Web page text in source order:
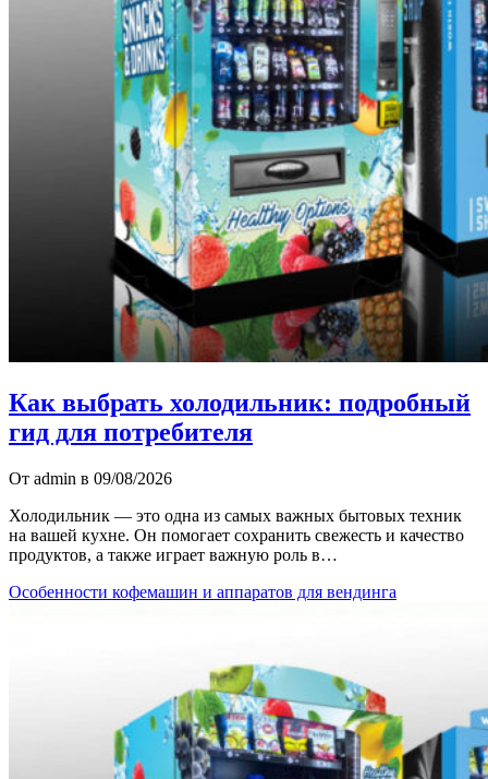
Как выбрать холодильник: подробный
гид для потребителя
От admin в 09/08/2026
Холодильник — это одна из самых важных бытовых техник
на вашей кухне. Он помогает сохранить свежесть и качество
продуктов, а также играет важную роль в…
Особенности кофемашин и аппаратов для вендинга